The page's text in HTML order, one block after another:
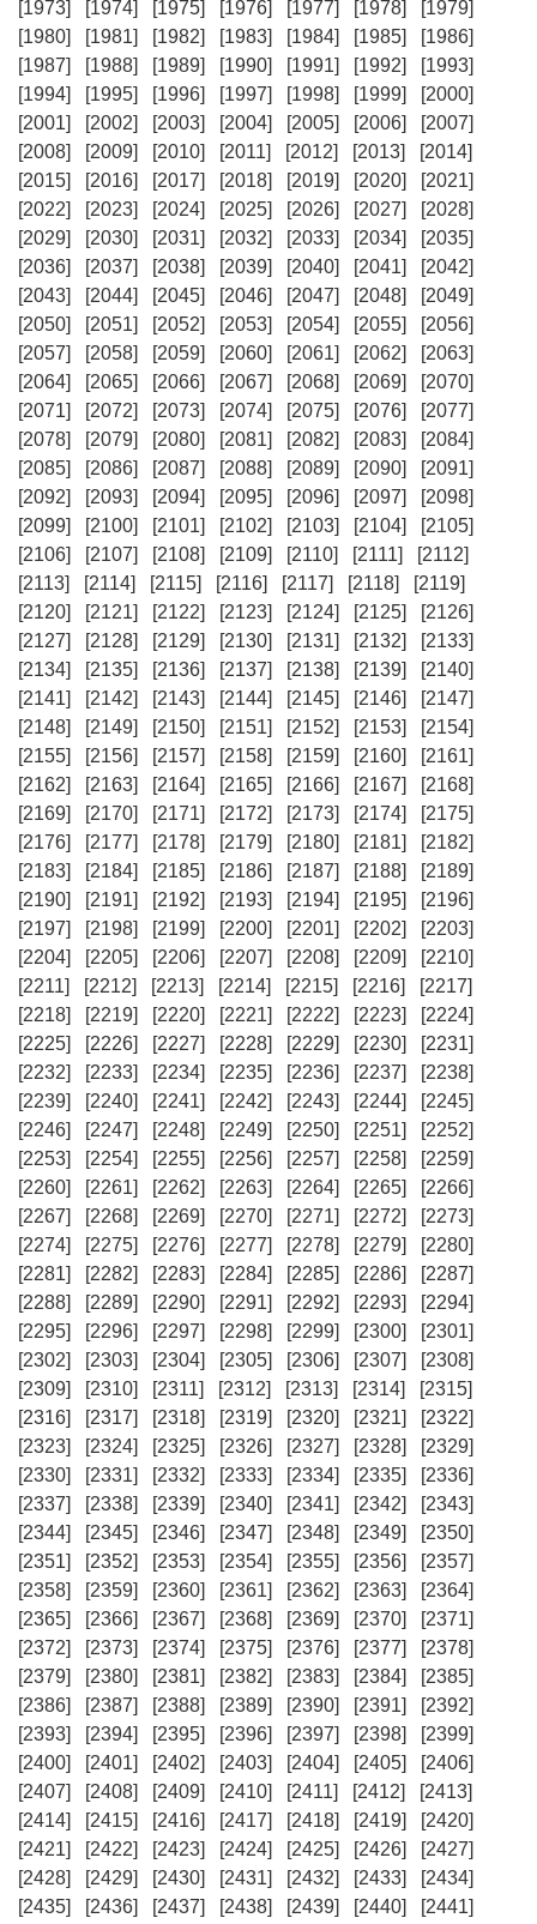
[1973] [1974] [1975] [1976] [1977] [1978]
[1979]
[1980]
[1981] [1982] [1983] [1984] [1985]
[1986]
[1987]
[1988] [1989] [1990] [1991] [1992]
[1993]
[1994]
[1995] [1996] [1997] [1998] [1999]
[2000]
[2001]
[2002] [2003] [2004] [2005] [2006]
[2007]
[2008]
[2009] [2010] [2011] [2012] [2013]
[2014]
[2015]
[2016] [2017] [2018] [2019] [2020]
[2021]
[2022]
[2023] [2024] [2025] [2026] [2027]
[2028]
[2029]
[2030] [2031] [2032] [2033] [2034]
[2035]
[2036]
[2037] [2038] [2039] [2040] [2041]
[2042]
[2043]
[2044] [2045] [2046] [2047] [2048]
[2049]
[2050]
[2051] [2052] [2053] [2054] [2055]
[2056]
[2057]
[2058] [2059] [2060] [2061] [2062]
[2063]
[2064]
[2065] [2066] [2067] [2068] [2069]
[2070]
[2071]
[2072] [2073] [2074] [2075] [2076]
[2077]
[2078]
[2079] [2080] [2081] [2082] [2083]
[2084]
[2085]
[2086] [2087] [2088] [2089] [2090]
[2091]
[2092]
[2093] [2094] [2095] [2096] [2097]
[2098]
[2099]
[2100] [2101] [2102] [2103] [2104]
[2105]
[2106]
[2107] [2108] [2109] [2110] [2111]
[2112]
[2113]
[2114] [2115] [2116] [2117] [2118]
[2119]
[2120]
[2121] [2122] [2123] [2124] [2125]
[2126]
[2127]
[2128] [2129] [2130] [2131] [2132]
[2133]
[2134]
[2135] [2136] [2137] [2138] [2139]
[2140]
[2141]
[2142] [2143] [2144] [2145] [2146]
[2147]
[2148]
[2149] [2150] [2151] [2152] [2153]
[2154]
[2155]
[2156] [2157] [2158] [2159] [2160]
[2161]
[2162]
[2163] [2164] [2165] [2166] [2167]
[2168]
[2169]
[2170] [2171] [2172] [2173] [2174]
[2175]
[2176]
[2177] [2178] [2179] [2180] [2181]
[2182]
[2183]
[2184] [2185] [2186] [2187] [2188]
[2189]
[2190]
[2191] [2192] [2193] [2194] [2195]
[2196]
[2197]
[2198] [2199] [2200] [2201] [2202]
[2203]
[2204]
[2205] [2206] [2207] [2208] [2209]
[2210]
[2211]
[2212] [2213] [2214] [2215] [2216]
[2217]
[2218]
[2219] [2220] [2221] [2222] [2223]
[2224]
[2225]
[2226] [2227] [2228] [2229] [2230]
[2231]
[2232]
[2233] [2234] [2235] [2236] [2237]
[2238]
[2239]
[2240] [2241] [2242] [2243] [2244]
[2245]
[2246]
[2247] [2248] [2249] [2250] [2251]
[2252]
[2253]
[2254] [2255] [2256] [2257] [2258]
[2259]
[2260]
[2261] [2262] [2263] [2264] [2265]
[2266]
[2267]
[2268] [2269] [2270] [2271] [2272]
[2273]
[2274]
[2275] [2276] [2277] [2278] [2279]
[2280]
[2281]
[2282] [2283] [2284] [2285] [2286]
[2287]
[2288]
[2289] [2290] [2291] [2292] [2293]
[2294]
[2295]
[2296] [2297] [2298] [2299] [2300]
[2301]
[2302]
[2303] [2304] [2305] [2306] [2307]
[2308]
[2309]
[2310] [2311] [2312] [2313] [2314]
[2315]
[2316]
[2317] [2318] [2319] [2320] [2321]
[2322]
[2323]
[2324] [2325] [2326] [2327] [2328]
[2329]
[2330]
[2331] [2332] [2333] [2334] [2335]
[2336]
[2337]
[2338] [2339] [2340] [2341] [2342]
[2343]
[2344]
[2345] [2346] [2347] [2348] [2349]
[2350]
[2351]
[2352] [2353] [2354] [2355] [2356]
[2357]
[2358]
[2359] [2360] [2361] [2362] [2363]
[2364]
[2365]
[2366] [2367] [2368] [2369] [2370]
[2371]
[2372]
[2373] [2374] [2375] [2376] [2377]
[2378]
[2379]
[2380] [2381] [2382] [2383] [2384]
[2385]
[2386]
[2387] [2388] [2389] [2390] [2391]
[2392]
[2393]
[2394] [2395] [2396] [2397] [2398]
[2399]
[2400]
[2401] [2402] [2403] [2404] [2405]
[2406]
[2407]
[2408] [2409] [2410] [2411] [2412]
[2413]
[2414]
[2415] [2416] [2417] [2418] [2419]
[2420]
[2421]
[2422] [2423] [2424] [2425] [2426]
[2427]
[2428]
[2429] [2430] [2431] [2432] [2433]
[2434]
[2435]
[2436] [2437] [2438] [2439] [2440]
[2441]